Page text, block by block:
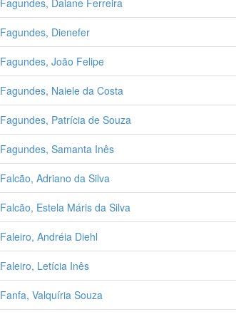
Fagundes, Daiane Ferreira
Fagundes, Dienefer
Fagundes, João Felipe
Fagundes, Naiele da Costa
Fagundes, Patrícia de Souza
Fagundes, Samanta Inês
Falcão, Adriano da Silva
Falcão, Estela Máris da Silva
Faleiro, Andréia Diehl
Faleiro, Letícia Inês
Fanfa, Valquíria Souza